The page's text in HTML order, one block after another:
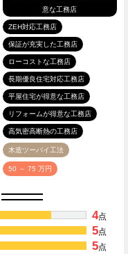
意な工務店
ZEH対応工務店
保証が充実した工務店
ローコストな工務店
長期優良住宅対応工務店
平屋住宅が得意な工務店
リフォームが得意な工務店
高気密高断熱の工務店
木造ツーバイ工法
50 ～ 75 万円
4点
5点
5点